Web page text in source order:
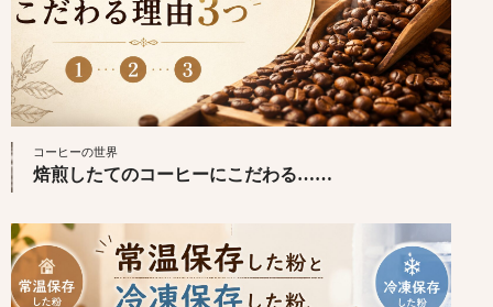
コーヒーの世界
焙煎したてのコーヒーにこだわる……